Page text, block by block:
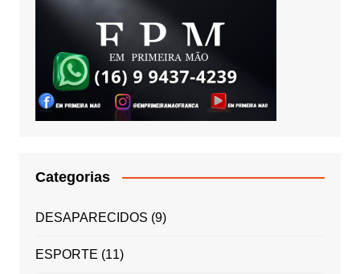
Categorias
DESAPARECIDOS (9)
ESPORTE (11)